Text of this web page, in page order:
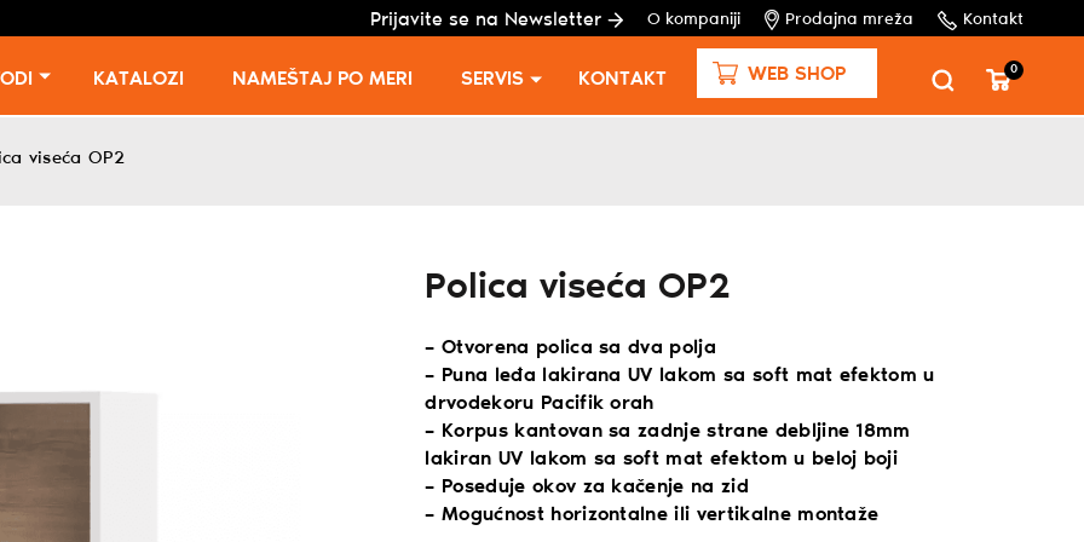
Prijavite se na Newsletter O kompaniji Prodajna mreža Kontakt
KATALOZI NAMEŠTAJ PO MERI SERVIS KONTAKT WEB SHOP 0
viseća OP2
Polica viseća OP2
– Otvorena polica sa dva polja
– Puna leđa lakirana UV lakom sa soft mat efektom u
drvodekoru Pacifik orah
– Korpus kantovan sa zadnje strane debljine 18mm
lakiran UV lakom sa soft mat efektom u beloj boji
– Poseduje okov za kačenje na zid
– Mogućnost horizontalne ili vertikalne montaže